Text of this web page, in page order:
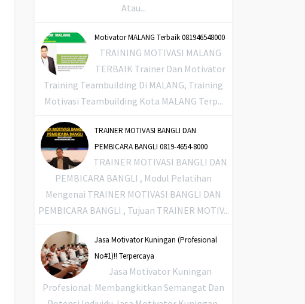
Atau...
Motivator MALANG Terbaik 081946548000
TRAINING MOTIVASI MALANG
TERBAIK Trainer Dan Motivator
Training Teambuilding Di MALANG, Training
Motivasi Teambuilding Kota MALANG Terp...
TRAINER MOTIVASI BANGLI DAN
PEMBICARA BANGLI 0819-4654-8000
TRAINER MOTIVASI BANGLI DAN
PEMBICARA BANGLI , Modul Pelatihan
Mengenai TRAINER MOTIVASI BANGLI DAN
PEMBICARA BANGLI , Tujuan TRAINER MOTIV...
Jasa Motivator Kuningan (Profesional
No#1)!! Terpercaya
Jasa Motivator Kuningan
Profesional: Membangkitkan Semangat Dan